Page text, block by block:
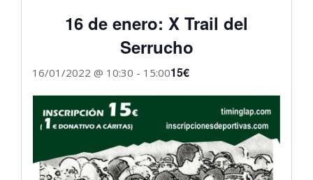
16 de enero: X Trail del
Serrucho
16/01/2022 @ 10:30 - 15:0015€